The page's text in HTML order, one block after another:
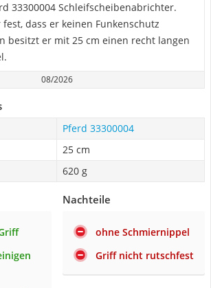
33300004 Schleifscheibenabrichter.
dass er keinen Funkenschutz
besitzt er mit 25 cm einen recht langen
08/2026
Pferd 33300004
25 cm
620 g
Nachteile
ohne Schmiernippel
Griff nicht rutschfest